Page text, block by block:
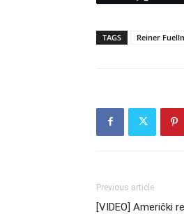
TAGS Reiner
Previous article
[VIDEO] Američki